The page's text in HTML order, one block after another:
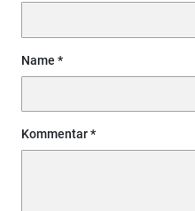
Name
Kommentar